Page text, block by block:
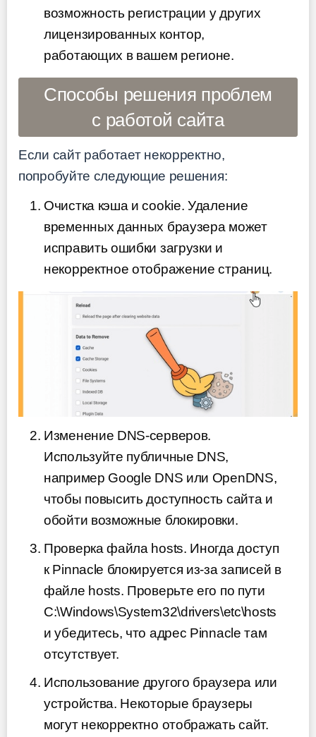
возможность регистрации у других
лицензированных контор,
работающих в вашем регионе.
Способы решения проблем
с работой сайта
Если сайт работает некорректно,
попробуйте следующие решения:
Очистка кэша и cookie. Удаление
временных данных браузера может
исправить ошибки загрузки и
некорректное отображение страниц.
Изменение DNS-серверов.
Используйте публичные DNS,
например Google DNS или OpenDNS,
чтобы повысить доступность сайта и
обойти возможные блокировки.
Проверка файла hosts. Иногда доступ
к Pinnacle блокируется из-за записей в
файле hosts. Проверьте его по пути
C:\Windows\System32\drivers\etc\hosts
и убедитесь, что адрес Pinnacle там
отсутствует.
Использование другого браузера или
устройства. Некоторые браузеры
могут некорректно отображать сайт.